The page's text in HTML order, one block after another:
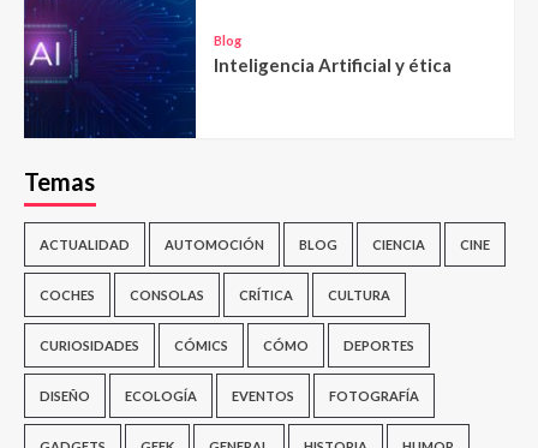
Blog
Inteligencia Artificial y ética
Temas
ACTUALIDAD AUTOMOCIÓN BLOG CIENCIA CINE
COCHES CONSOLAS CRÍTICA CULTURA
CURIOSIDADES CÓMICS CÓMO DEPORTES
DISEÑO ECOLOGÍA EVENTOS FOTOGRAFÍA